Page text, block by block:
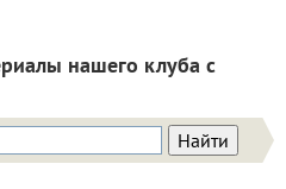
нашего клуба с